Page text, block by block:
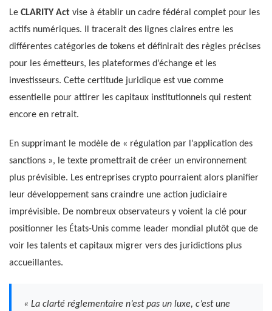
Le CLARITY Act vise à établir un cadre fédéral complet pour les
actifs numériques. Il tracerait des lignes claires entre les
différentes catégories de tokens et définirait des règles précises
pour les émetteurs, les plateformes d’échange et les
investisseurs. Cette certitude juridique est vue comme
essentielle pour attirer les capitaux institutionnels qui restent
encore en retrait.
En supprimant le modèle de « régulation par l’application des
sanctions », le texte promettrait de créer un environnement
plus prévisible. Les entreprises crypto pourraient alors planifier
leur développement sans craindre une action judiciaire
imprévisible. De nombreux observateurs y voient la clé pour
positionner les États-Unis comme leader mondial plutôt que de
voir les talents et capitaux migrer vers des juridictions plus
accueillantes.
« La clarté réglementaire n’est pas un luxe, c’est une